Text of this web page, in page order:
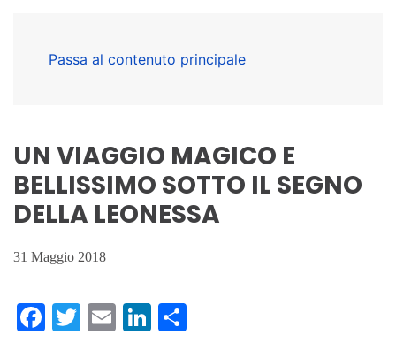
Passa al contenuto principale
UN VIAGGIO MAGICO E
BELLISSIMO SOTTO IL SEGNO
DELLA LEONESSA
31 Maggio 2018
Facebook
Twitter
EmailLinkedIn